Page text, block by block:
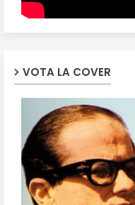
VOTA LA COVER